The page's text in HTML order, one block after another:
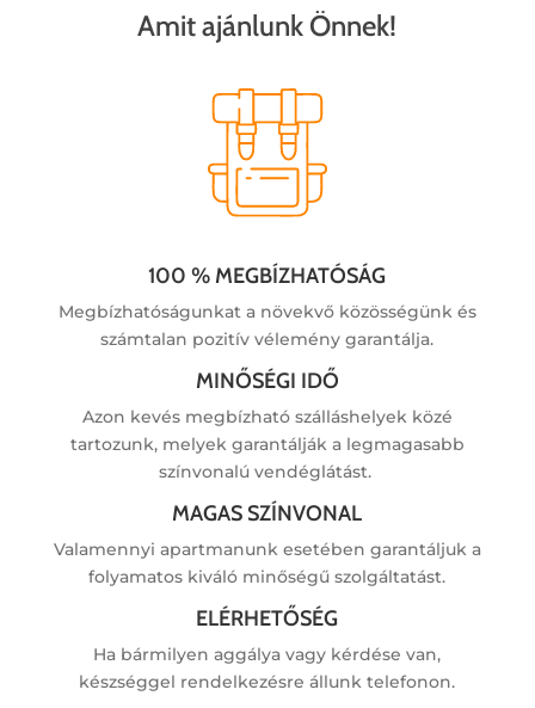
Amit ajánlunk Önnek!
100 % MEGBÍZHATÓSÁG
Megbízhatóságunkat a növekvő közösségünk és
számtalan pozitív vélemény garantálja.
MINŐSÉGI IDŐ
Azon kevés megbízható szálláshelyek közé
tartozunk, melyek garantálják a legmagasabb
színvonalú vendéglátást.
MAGAS SZÍNVONAL
Valamennyi apartmanunk esetében garantáljuk a
folyamatos kiváló minőségű szolgáltatást.
ELÉRHETŐSÉG
Ha bármilyen aggálya vagy kérdése van,
készséggel rendelkezésre állunk telefonon.